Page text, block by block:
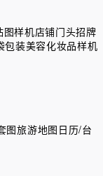
图样机店铺门头招牌
包装美容化妆品样机
图旅游地图 日历/台